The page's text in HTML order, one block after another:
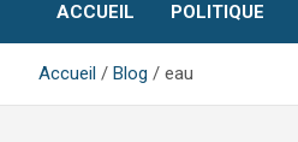
ACCUEIL POLITIQUE
Accueil Blog eau